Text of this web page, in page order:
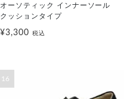
オーソティック インナーソール
クッションタイプ
¥3,300 税込
16